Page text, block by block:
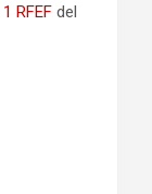
1 RFEF del